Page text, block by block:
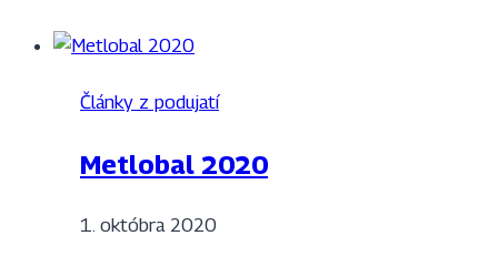
Jamboree
Články z podujatí
Metlobal 2020
1. októbra 2020